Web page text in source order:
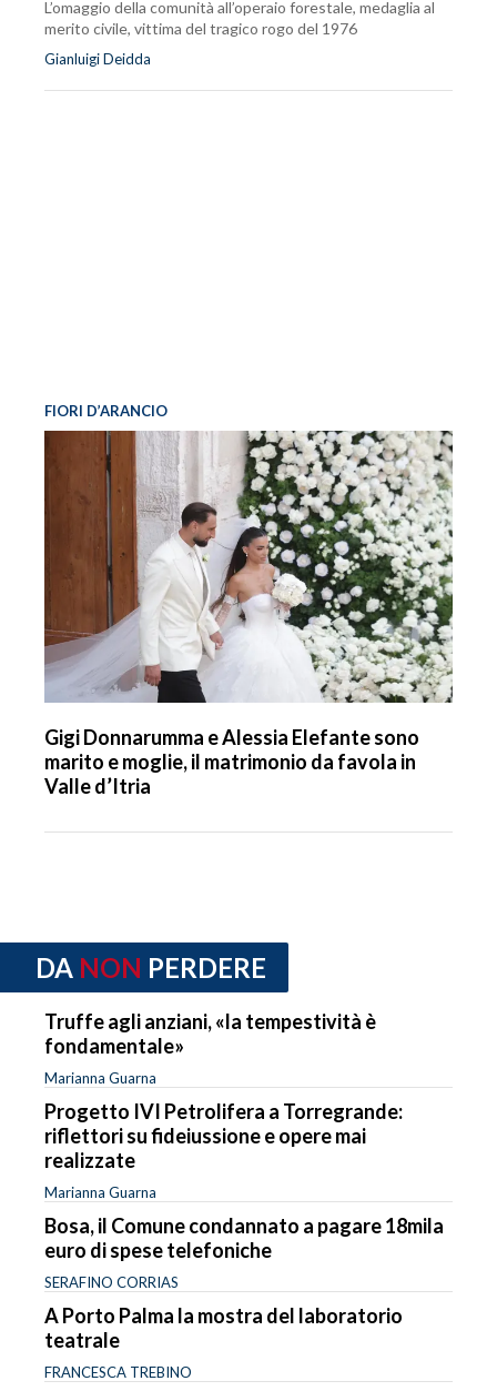
L’omaggio della comunità all’operaio forestale, medaglia al
merito civile, vittima del tragico rogo del 1976
Gianluigi Deidda
FIORI D’ARANCIO
Gigi Donnarumma e Alessia Elefante sono
marito e moglie, il matrimonio da favola in
Valle d’Itria
DA NON PERDERE
Truffe agli anziani, «la tempestività è
fondamentale»
Marianna Guarna
Progetto IVI Petrolifera a Torregrande:
riflettori su fideiussione e opere mai
realizzate
Marianna Guarna
Bosa, il Comune condannato a pagare 18mila
euro di spese telefoniche
SERAFINO CORRIAS
A Porto Palma la mostra del laboratorio
teatrale
FRANCESCA TREBINO